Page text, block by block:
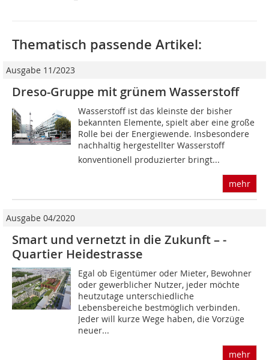
Thematisch passende Artikel:
Ausgabe 11/2023
Dreso-Gruppe mit grünem Wasserstoff
Wasserstoff ist das kleinste der bisher
bekannten Elemente, spielt aber eine große
Rolle bei der Energiewende. Insbesondere
nachhaltig hergestellter Wasserstoff 
konventionell produzierter bringt...
mehr
Ausgabe 04/2020
Smart und vernetzt in die Zukunft – ­­
Quartier Heidestrasse
Egal ob Eigentümer oder Mieter, Bewohner
oder gewerblicher Nutzer, jeder möchte
heutzutage unterschiedliche
Lebensbereiche bestmöglich verbinden.
Jeder will kurze Wege haben, die Vorzüge
neuer...
mehr